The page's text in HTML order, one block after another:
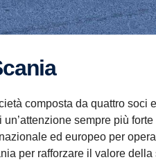
composta da quattro soci
sempre più
ed europeo per
per rafforzare il valore della